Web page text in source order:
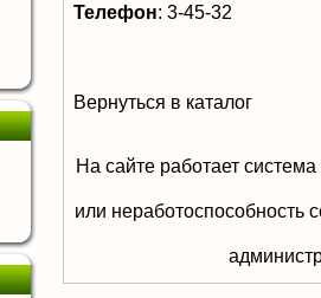
Телефон: 3-45-32
Вернуться в каталог
На сайте работает
или неработоспособность